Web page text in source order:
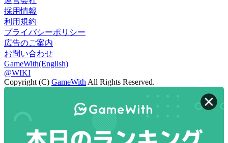
採用情報
利用規約
プライバシーポリシー
広告のご案内
お問い合わせ
GameWith(English)
@WIKI
Copyright (C) GameWith All Rights Reserved.